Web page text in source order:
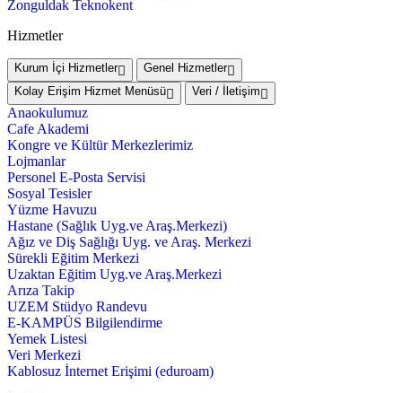
Zonguldak Teknokent
Hizmetler
Kurum İçi Hizmetler
Genel Hizmetler
Kolay Erişim Hizmet Menüsü
Veri / İletişim
Anaokulumuz
Cafe Akademi
Kongre ve Kültür Merkezlerimiz
Lojmanlar
Personel E-Posta Servisi
Sosyal Tesisler
Yüzme Havuzu
Hastane (Sağlık Uyg.ve Araş.Merkezi)
Ağız ve Diş Sağlığı Uyg. ve Araş. Merkezi
Sürekli Eğitim Merkezi
Uzaktan Eğitim Uyg.ve Araş.Merkezi
Arıza Takip
UZEM Stüdyo Randevu
E-KAMPÜS Bilgilendirme
Yemek Listesi
Veri Merkezi
Kablosuz İnternet Erişimi (eduroam)